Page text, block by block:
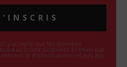
j'accepte que les données
soient destinées à l'envoi par
et d'informations relatifs aux